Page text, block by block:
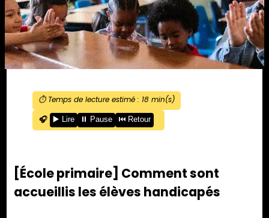
⏱️ Temps de lecture estimé : 18min(s)
🎧
▶️ Lire ⏸️ Pause ⏮️ Retour
[École primaire] Comment sont
accueillis les élèves handicapés